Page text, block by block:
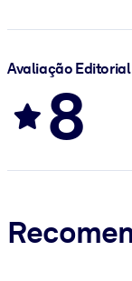
Avaliação Editorial
8